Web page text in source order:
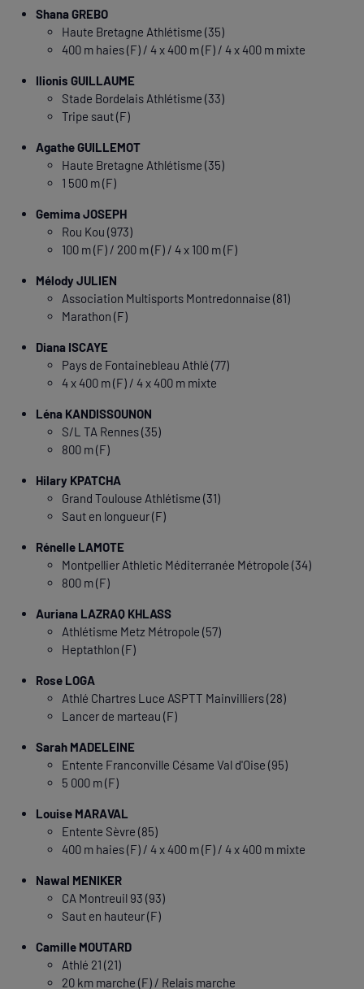
Shana GREBO
Haute Bretagne Athlétisme (35)
400 m haies (F) / 4 x 400 m (F) / 4 x 400 m mixte
Ilionis GUILLAUME
Stade Bordelais Athlétisme (33)
Tripe saut (F)
Agathe GUILLEMOT
Haute Bretagne Athlétisme (35)
1 500 m (F)
Gemima JOSEPH
Rou Kou (973)
100 m (F) / 200 m (F) / 4 x 100 m (F)
Mélody JULIEN
Association Multisports Montredonnaise (81)
Marathon (F)
Diana ISCAYE
Pays de Fontainebleau Athlé (77)
4 x 400 m (F) / 4 x 400 m mixte
Léna KANDISSOUNON
S/L TA Rennes (35)
800 m (F)
Hilary KPATCHA
Grand Toulouse Athlétisme (31)
Saut en longueur (F)
Rénelle LAMOTE
Montpellier Athletic Méditerranée Métropole (34)
800 m (F)
Auriana LAZRAQ KHLASS
Athlétisme Metz Métropole (57)
Heptathlon (F)
Rose LOGA
Athlé Chartres Luce ASPTT Mainvilliers (28)
Lancer de marteau (F)
Sarah MADELEINE
Entente Franconville Césame Val d'Oise (95)
5 000 m (F)
Louise MARAVAL
Entente Sèvre (85)
400 m haies (F) / 4 x 400 m (F) / 4 x 400 m mixte
Nawal MENIKER
CA Montreuil 93 (93)
Saut en hauteur (F)
Camille MOUTARD
Athlé 21 (21)
20 km marche (F) / Relais marche